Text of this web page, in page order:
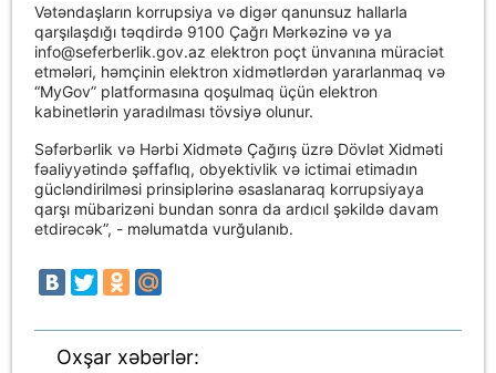
Vətəndaşların korrupsiya və digər qanunsuz hallarla
qarşılaşdığı təqdirdə 9100 Çağrı Mərkəzinə və ya
info@seferberlik.gov.az elektron poçt ünvanına müraciət
etmələri, həmçinin elektron xidmətlərdən yararlanmaq və
“MyGov” platformasına qoşulmaq üçün elektron
kabinetlərin yaradılması tövsiyə olunur.
Səfərbərlik və Hərbi Xidmətə Çağırış üzrə Dövlət Xidməti
fəaliyyətində şəffaflıq, obyektivlik və ictimai etimadın
gücləndirilməsi prinsiplərinə əsaslanaraq korrupsiyaya
qarşı mübarizəni bundan sonra da ardıcıl şəkildə davam
etdirəcək”, - məlumatda vurğulanıb.
Oxşar xəbərlər: